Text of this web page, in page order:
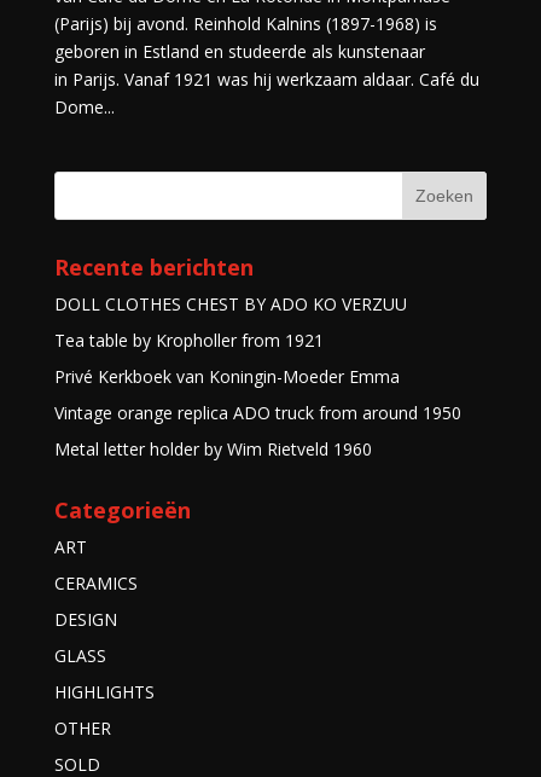
(Parijs) bij avond. Reinhold Kalnins (1897-1968) is
geboren in Estland en studeerde als kunstenaar
in Parijs. Vanaf 1921 was hij werkzaam aldaar. Café du
Dome...
Recente berichten
DOLL CLOTHES CHEST BY ADO KO VERZUU
Tea table by Kropholler from 1921
Privé Kerkboek van Koningin-Moeder Emma
Vintage orange replica ADO truck from around 1950
Metal letter holder by Wim Rietveld 1960
Categorieën
ART
CERAMICS
DESIGN
GLASS
HIGHLIGHTS
OTHER
SOLD